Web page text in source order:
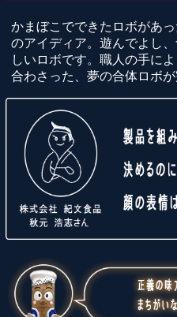
かまぼこでできたロボがあ
のアイディア。遊んでよし
しいロボです。職人の手に
合わさった、夢の合体ロボが